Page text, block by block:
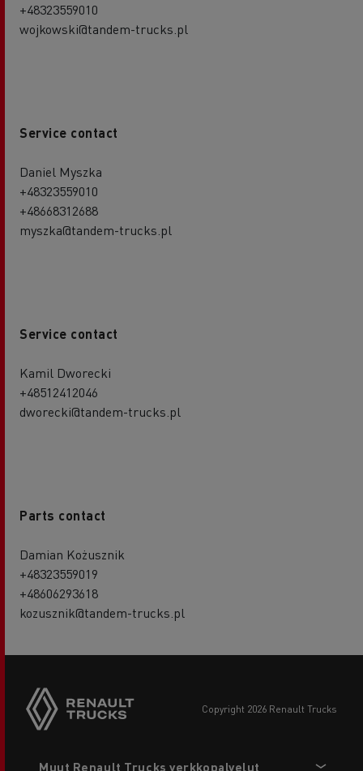
+48323559010
wojkowski@tandem-trucks.pl
Service contact
Daniel Myszka
+48323559010
+48668312688
myszka@tandem-trucks.pl
Service contact
Kamil Dworecki
+48512412046
dworecki@tandem-trucks.pl
Parts contact
Damian Kożusznik
+48323559019
+48606293618
kozusznik@tandem-trucks.pl
copyright 2026 Renault Trucks
Muut Renault Trucks verkkopalvelut